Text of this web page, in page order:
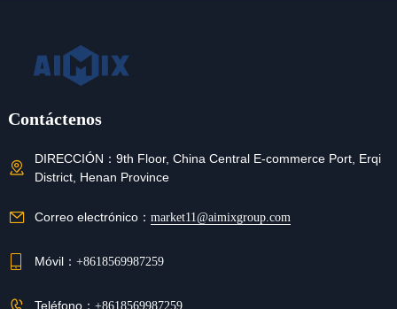
Contáctenos
DIRECCIÓN： 9th Floor, China Central E-commerce Port, Erqi
District, Henan Province
Correo electrónico： market11@aimixgroup.com
Móvil： +8618569987259
Teléfono： +8618569987259